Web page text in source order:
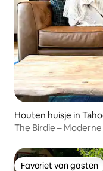
Houten huisje in
The Birdie –
Favoriet van gasten